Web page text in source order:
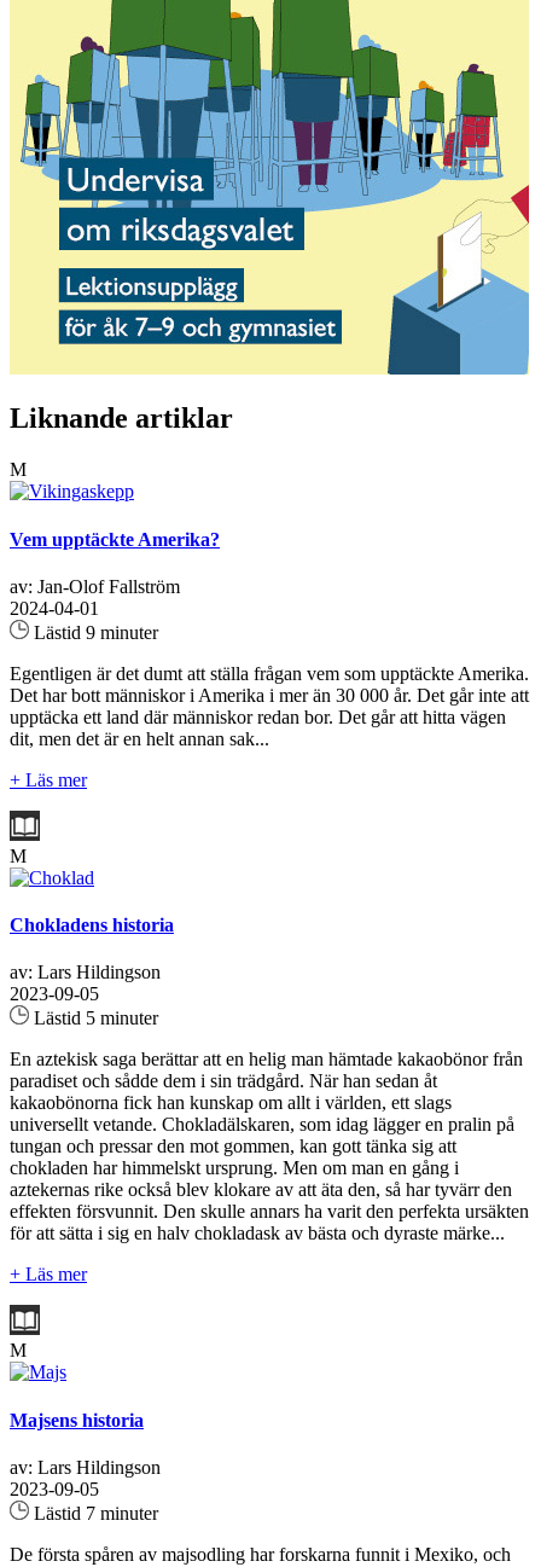
Liknande artiklar
M
Vem upptäckte Amerika?
av: Jan-Olof Fallström
2024-04-01
Lästid 9 minuter
Egentligen är det dumt att ställa frågan vem som upptäckte Amerika.
Det har bott människor i Amerika i mer än 30 000 år. Det går inte att
upptäcka ett land där människor redan bor. Det går att hitta vägen
dit, men det är en helt annan sak...
+ Läs mer
M
Chokladens historia
av: Lars Hildingson
2023-09-05
Lästid 5 minuter
En aztekisk saga berättar att en helig man hämtade kakaobönor från
paradiset och sådde dem i sin trädgård. När han sedan åt
kakaobönorna fick han kunskap om allt i världen, ett slags
universellt vetande. Chokladälskaren, som idag lägger en pralin på
tungan och pressar den mot gommen, kan gott tänka sig att
chokladen har himmelskt ursprung. Men om man en gång i
aztekernas rike också blev klokare av att äta den, så har tyvärr den
effekten försvunnit. Den skulle annars ha varit den perfekta ursäkten
för att sätta i sig en halv chokladask av bästa och dyraste märke...
+ Läs mer
M
Majsens historia
av: Lars Hildingson
2023-09-05
Lästid 7 minuter
De första spåren av majsodling har forskarna funnit i Mexiko, och